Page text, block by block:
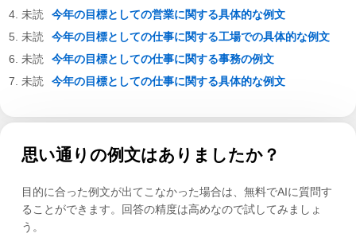
今年の目標としての営業に関する具体的な例文
今年の目標としての仕事に関する工場での具体的な例文
今年の目標としての仕事に関する事務の例文
今年の目標としての仕事に関する具体的な例文
思い通りの例文はありましたか？
目的に合った例文が出てこなかった場合は、無料でAIに質問す
ることができます。回答の精度は高めなので試してみましょ
う。